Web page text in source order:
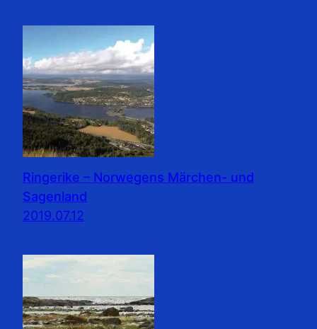
Ringerike – Norwegens Märchen- und
Sagenland
2019.07.12